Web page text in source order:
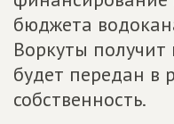
бюджета
Воркуты получит
будет передан в
собственность.